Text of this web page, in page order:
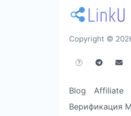
Copyright ©
Blog Affiliate
Верификация